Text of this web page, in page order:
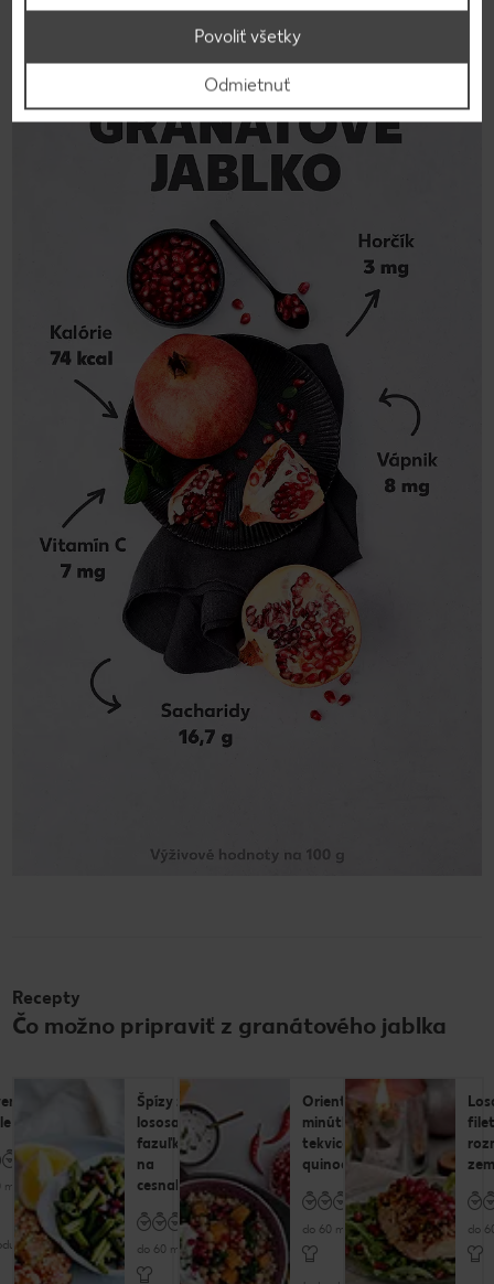
Recepty
Čo možno pripraviť z granátového jablka
Špízy z
lososa s
fazuľkami
na
cesnaku
do 60 minút
Orientálna
minútka s
tekvicou a
quinoou
do 60 minút
do
Odmietnuť
Povoliť všetky